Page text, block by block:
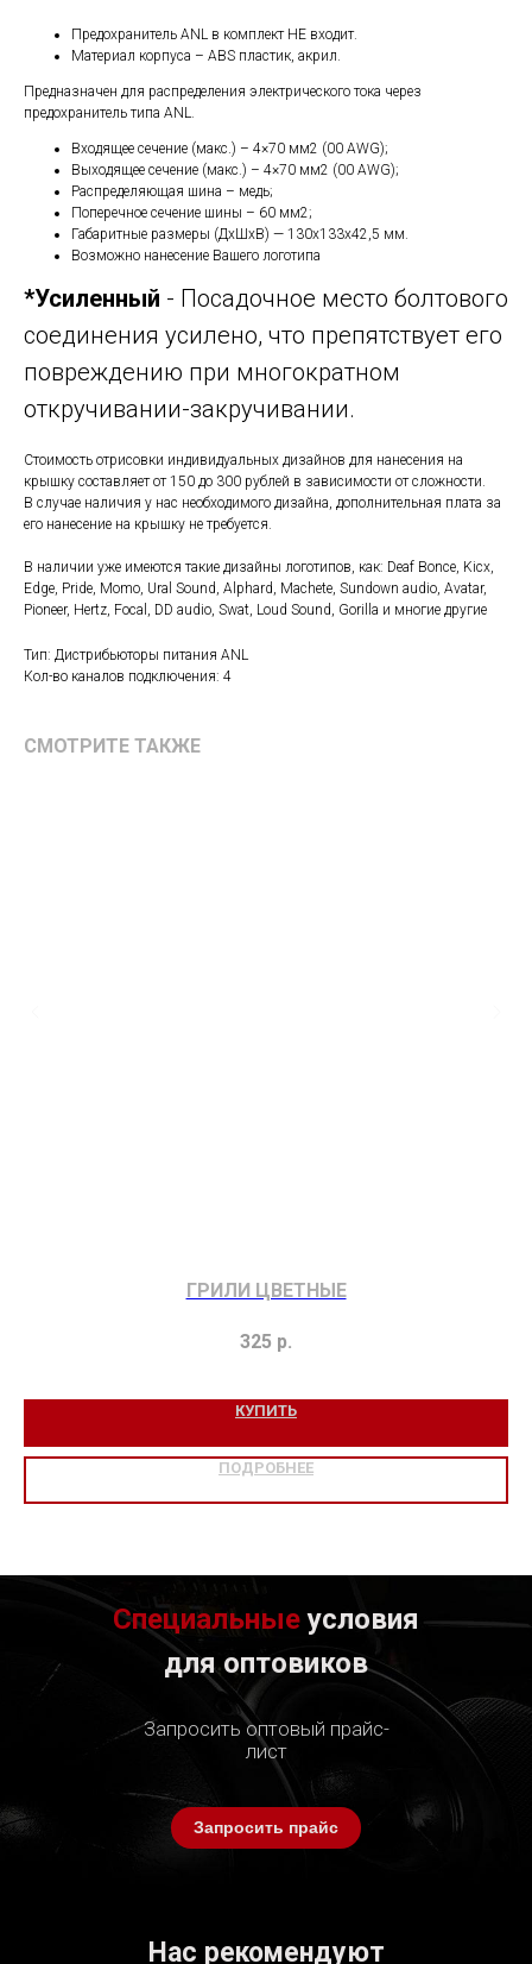
Предохранитель ANL в комплект НЕ входит.
Материал корпуса – ABS пластик, акрил.
Предназначен для распределения электрического тока через
предохранитель типа ANL.
Входящее сечение (макс.) – 4×70 мм2 (00 AWG);
Выходящее сечение (макс.) – 4×70 мм2 (00 AWG);
Распределяющая шина – медь;
Поперечное сечение шины – 60 мм2;
Габаритные размеры (ДхШхВ) — 130х133х42,5 мм.
Возможно нанесение Вашего логотипа
*Усиленный - Посадочное место болтового
соединения усилено, что препятствует его
повреждению при многократном
откручивании-закручивании.
Стоимость отрисовки индивидуальных дизайнов для нанесения на
крышку составляет от 150 до 300 рублей в зависимости от сложности.
В случае наличия у нас необходимого дизайна, дополнительная плата за
его нанесение на крышку не требуется.
В наличии уже имеются такие дизайны логотипов, как: Deaf Bonce, Kicx,
Edge, Pride, Momo, Ural Sound, Alphard, Machete, Sundown audio, Avatar,
Pioneer, Hertz, Focal, DD audio, Swat, Loud Sound, Gorilla и многие другие
Тип: Дистрибьюторы питания ANL
Кол-во каналов подключения: 4
СМОТРИТЕ ТАКЖЕ
ГРИЛИ ЦВЕТНЫЕ
325 р.
КУПИТЬ
ПОДРОБНЕЕ
Специальныеусловия
для оптовиков
Запросить оптовый прайс-
лист
Запросить прайс
Нас рекомендуют